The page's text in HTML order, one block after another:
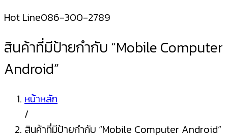
Hot Line086-300-2789
สินค้าที่มีป้ายกำกับ “Mobile Computer
Android”
หน้าหลัก
/
สินค้าที่มีป้ายกำกับ “Mobile Computer Android”